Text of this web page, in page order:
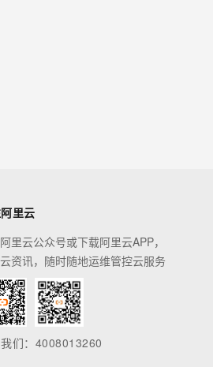
里云
里云公众号或下载阿里云APP，
资讯，随时随地运维管控云服务
们：4008013260